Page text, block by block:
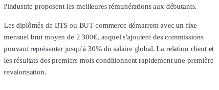
l'industrie proposent les meilleures rémunérations aux débutants.
Les diplômés de BTS ou BUT commerce démarrent avec un fixe
mensuel brut moyen de 2 300€, auquel s'ajoutent des commissions
pouvant représenter jusqu'à 30% du salaire global. La relation client et
les résultats des premiers mois conditionnent rapidement une première
revalorisation.